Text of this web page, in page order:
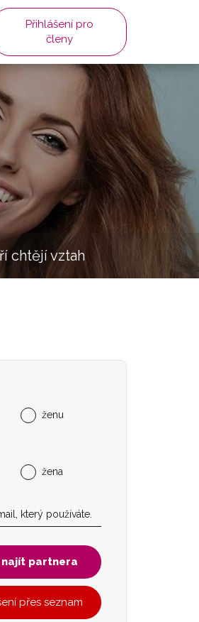
Přihlášení pro
členy
chtějí vztah
ženu
žena
najít partnera
přes seznam